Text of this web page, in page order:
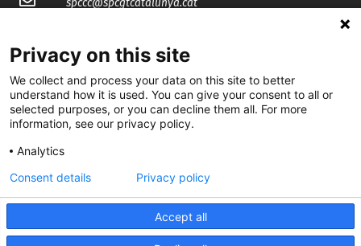
spccc@spcgtcatalunya.cat
@CGTCatalunya
cgtcatalunya
CGTCatalunya
cgtcatalunya
Privacy on this site
We collect and process your data on this site to better
understand how it is used. You can give your consent to all or
selected purposes, or you can decline them all. For more
information, see our privacy policy.
Analytics
Accept all
Consent details Privacy policy